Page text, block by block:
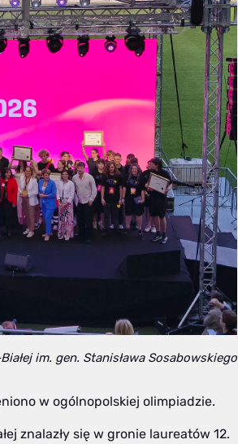
im. gen. Stanisława Sosabowskiego
w ogólnopolskiej olimpiadzie.
znalazły się w gronie laureatów 12.